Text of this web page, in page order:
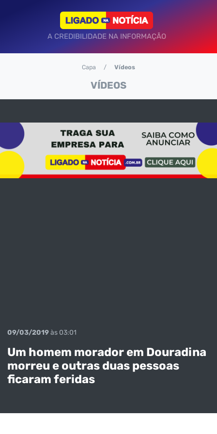
A CREDIBILIDADE NA INFORMAÇÃO
VÍDEOS
Capa Vídeos
09/03/2019às 03:01
Um homem morador em Douradina
morreu e outras duas pessoas
ficaram feridas